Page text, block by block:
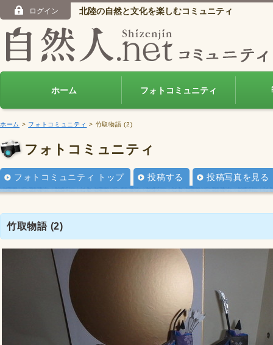
ログイン 北陸の自然と文化を楽しむコミュニティ
ホーム フォトコミュニティ
ホーム > フォトコミュニティ > 竹取物語 (2)
フォトコミュニティ
フォトコミュニティ トップ 投稿する 投稿写真を見る
竹取物語 (2)